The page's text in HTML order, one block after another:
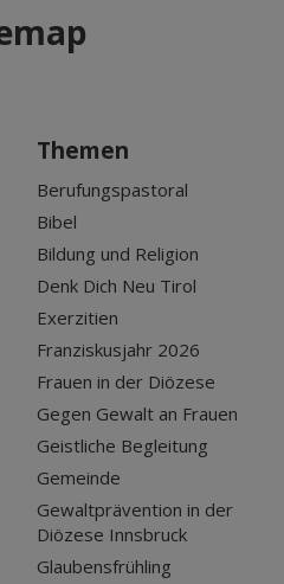
Themen
Berufungspastoral
Bibel
Bildung und Religion
Denk Dich Neu Tirol
Exerzitien
Franziskusjahr 2026
Frauen in der Diözese
Gegen Gewalt an Frauen
Geistliche Begleitung
Gemeinde
Gewaltprävention in der
Diözese Innsbruck
Glaubensfrühling